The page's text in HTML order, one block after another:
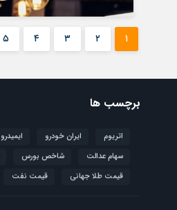
۱ ۲ ۳ ۴ ۵
برچسب ها
اتریوم ایران خودرو ایمیدرو
سهام عدالت
شاخص بورس
قیمت طلا جهانی
قیمت نفت